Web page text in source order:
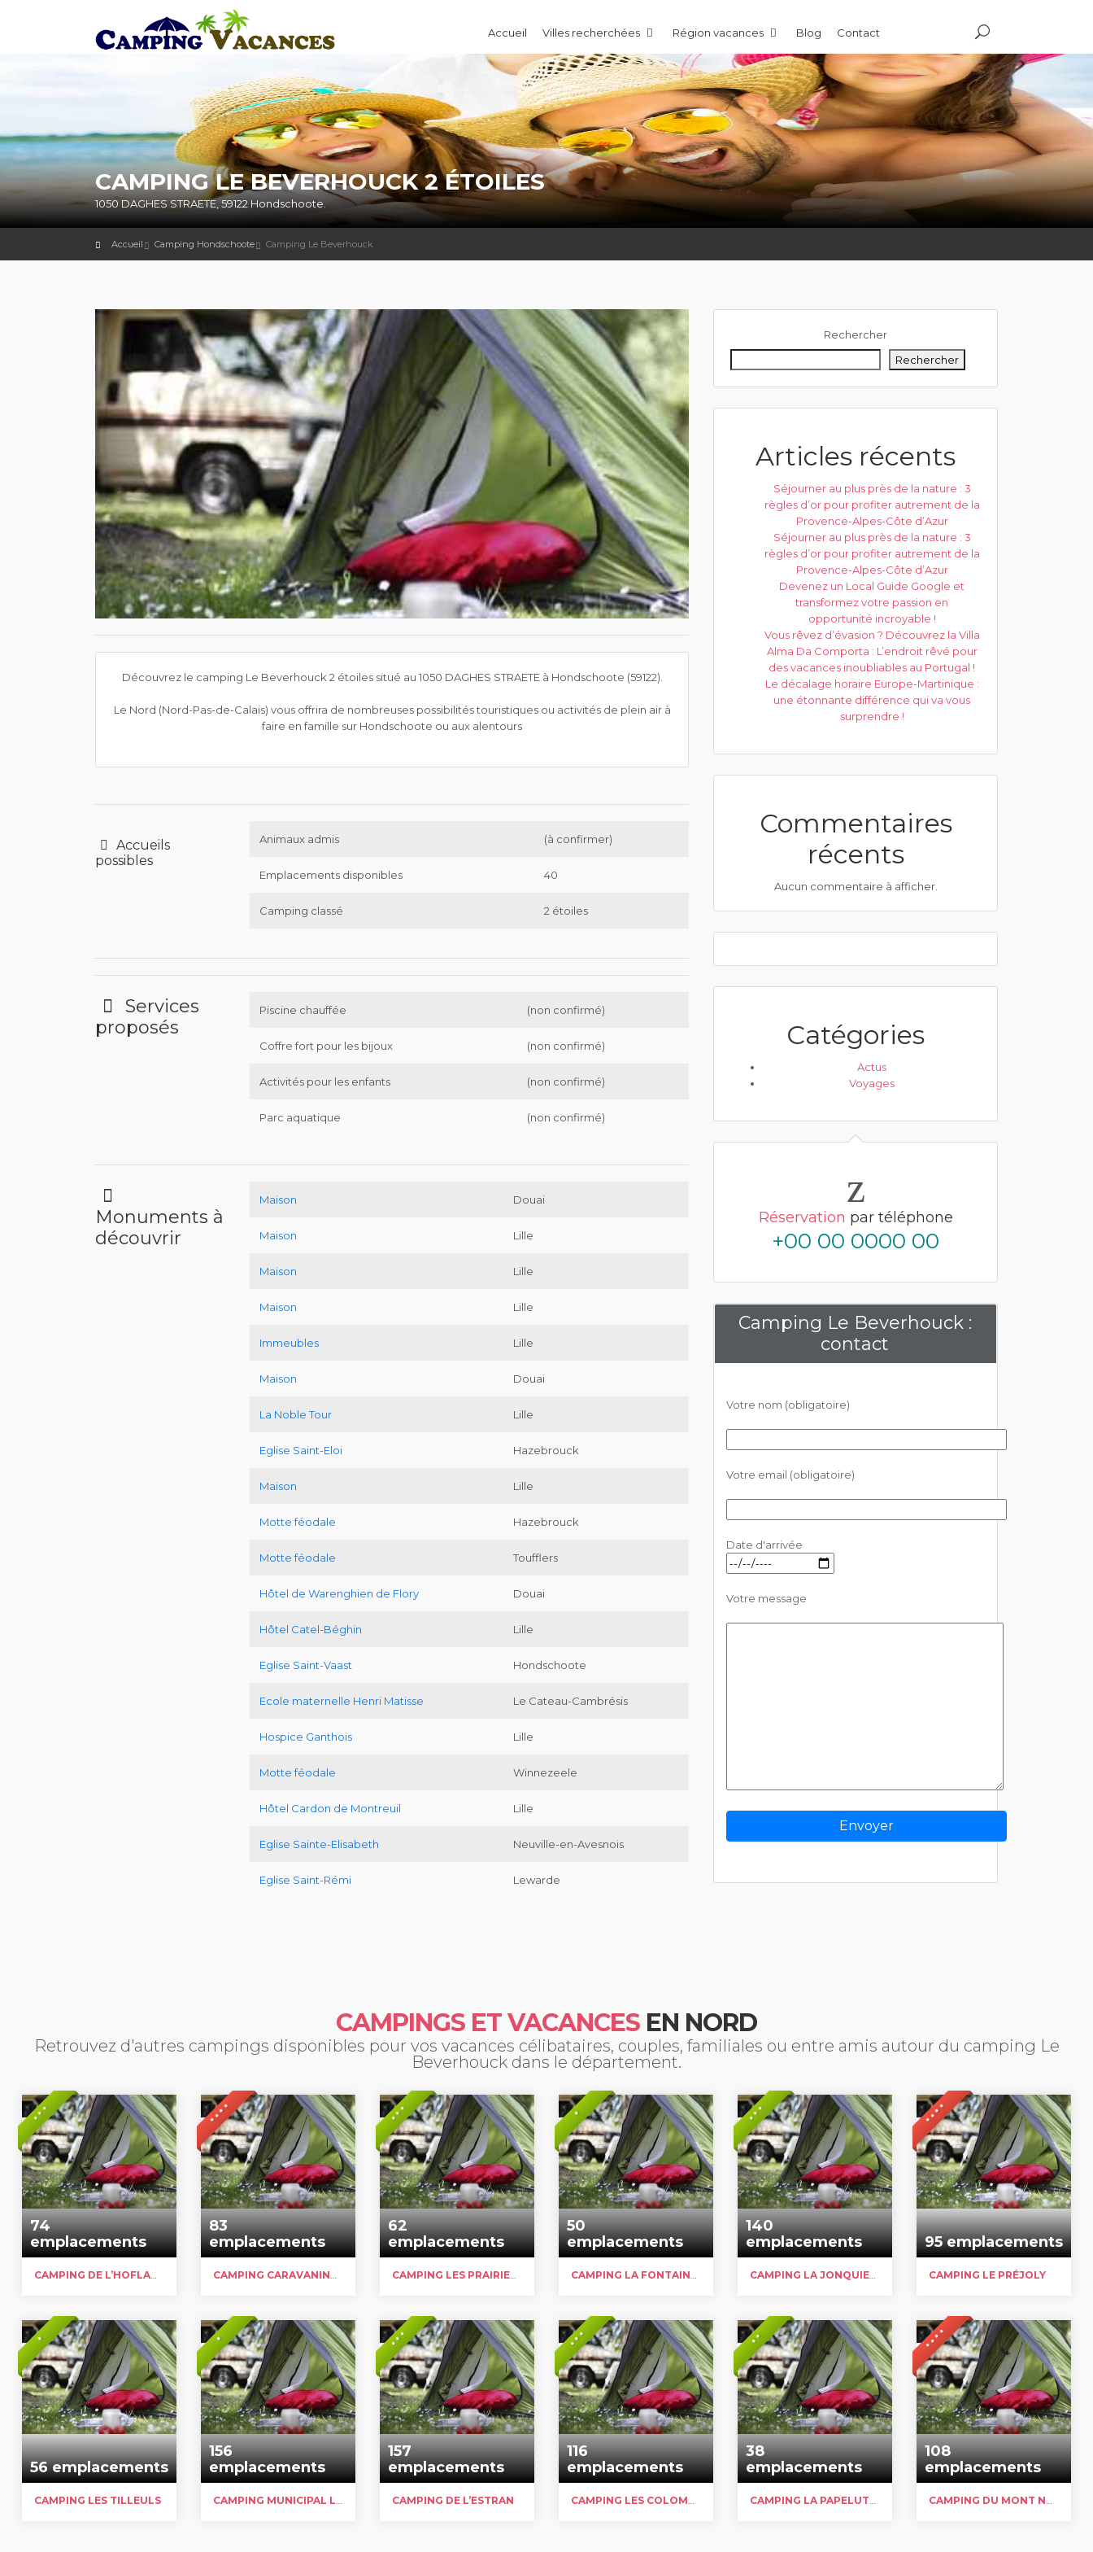
Accueil Villes recherchées Région vacances Blog Contact
CAMPING LE BEVERHOUCK 2 ÉTOILES
1050 DAGHES STRAETE, 59122 Hondschoote.
Accueil Camping Hondschoote Camping Le Beverhouck
Découvrez le camping Le Beverhouck 2 étoiles situé au 1050 DAGHES STRAETE à Hondschoote (59122).
Le Nord (Nord-Pas-de-Calais) vous offrira de nombreuses possibilités touristiques ou activités de plein air à
faire en famille sur Hondschoote ou aux alentours
Accueils
possibles
Animaux admis (à confirmer)
Emplacements disponibles 40
Camping classé 2 étoiles
Services
proposés
Piscine chauffée (non confirmé)
Coffre fort pour les bijoux (non confirmé)
Activités pour les enfants (non confirmé)
Parc aquatique (non confirmé)
Monuments à
découvrir
Maison Douai
Maison Lille
Maison Lille
Maison Lille
Immeubles Lille
Maison Douai
La Noble Tour Lille
Eglise Saint-Eloi Hazebrouck
Maison Lille
Motte féodale Hazebrouck
Motte féodale Toufflers
Hôtel de Warenghien de Flory Douai
Hôtel Catel-Béghin Lille
Eglise Saint-Vaast Hondschoote
Ecole maternelle Henri Matisse Le Cateau-Cambrésis
Hospice Ganthois Lille
Motte féodale Winnezeele
Hôtel Cardon de Montreuil Lille
Eglise Sainte-Elisabeth Neuville-en-Avesnois
Eglise Saint-Rémi Lewarde
Rechercher
Rechercher
Articles récents
Séjourner au plus près de la nature : 3
règles d’or pour profiter autrement de la
Provence-Alpes-Côte d’Azur
Séjourner au plus près de la nature : 3
règles d’or pour profiter autrement de la
Provence-Alpes-Côte d’Azur
Devenez un Local Guide Google et
transformez votre passion en
opportunité incroyable !
Vous rêvez d’évasion ? Découvrez la Villa
Alma Da Comporta : L’endroit rêvé pour
des vacances inoubliables au Portugal !
Le décalage horaire Europe-Martinique :
une étonnante différence qui va vous
surprendre !
Commentaires
récents
Aucun commentaire à afficher.
Catégories
Actus
Voyages
Réservation par téléphone
+00 00 0000 00
Camping Le Beverhouck :
contact
Votre nom (obligatoire)
Votre email (obligatoire)
Date d'arrivée
Votre message
CAMPINGS ET VACANCES EN NORD
Retrouvez d'autres campings disponibles pour vos vacances célibataires, couples, familiales ou entre amis autour du camping Le
Beverhouck dans le département.
* * *
74
emplacements
CAMPING DE L’HOFLAND
* * * *
83
emplacements
CAMPING CARAVANING DU LAC
* * *
62
emplacements
CAMPING LES PRAIRIES DE LA COLME
*
50
emplacements
CAMPING LA FONTAINE DE L’ERMITAGE
* * *
140
emplacements
CAMPING LA JONQUIERE
* * * *
95 emplacements
CAMPING LE PRÉJOLY
*
56 emplacements
CAMPING LES TILLEULS
*
156
emplacements
CAMPING MUNICIPAL LA RÉPUBLIQUE
* * *
157
emplacements
CAMPING DE L’ESTRAN
* * *
116
emplacements
CAMPING LES COLOMBES
* *
38
emplacements
CAMPING LA PAPELUTTE
* * * *
108
emplacements
CAMPING DU MONT NOIR